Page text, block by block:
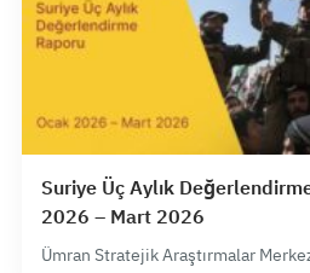
Suriye Üç Aylık
2026 – Mart 2026
Ümran Stratejik Araştırmalar